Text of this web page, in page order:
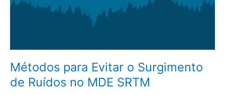
Métodos para Evitar o Surgimento
de Ruídos no MDE SRTM